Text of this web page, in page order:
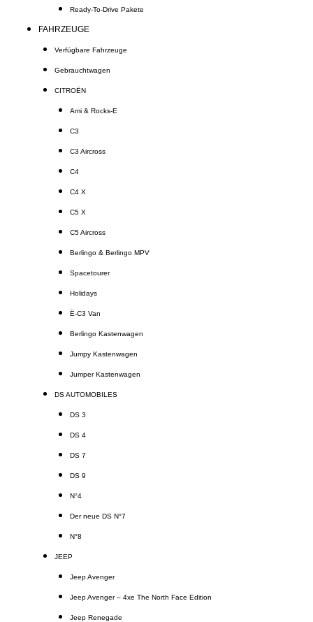
Ready-To-Drive Pakete
FAHRZEUGE
Verfügbare Fahrzeuge
Gebrauchtwagen
CITROËN
Ami & Rocks-E
C3
C3 Aircross
C4
C4 X
C5 X
C5 Aircross
Berlingo & Berlingo MPV
Spacetourer
Holidays
Ë-C3 Van
Berlingo Kastenwagen
Jumpy Kastenwagen
Jumper Kastenwagen
DS AUTOMOBILES
DS 3
DS 4
DS 7
DS 9
N°4
Der neue DS N°7
N°8
JEEP
Jeep Avenger
Jeep Avenger – 4xe The North Face Edition
Jeep Renegade